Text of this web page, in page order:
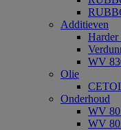
Additieven
WV
Olie
Onderhoud
WV
WV